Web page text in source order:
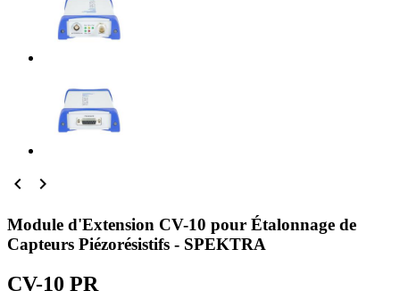
 
Module d'Extension CV-10 pour Étalonnage de
Capteurs Piézorésistifs - SPEKTRA
CV-10 PR